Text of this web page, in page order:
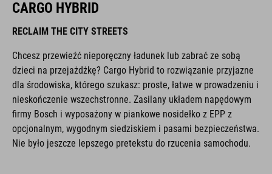
CARGO HYBRID
RECLAIM THE CITY STREETS
Chcesz przewieźć nieporęczny ładunek lub zabrać ze sobą
dzieci na przejażdżkę? Cargo Hybrid to rozwiązanie przyjazne
dla środowiska, którego szukasz: proste, łatwe w prowadzeniu i
nieskończenie wszechstronne. Zasilany układem napędowym
firmy Bosch i wyposażony w piankowe nosidełko z EPP z
opcjonalnym, wygodnym siedziskiem i pasami bezpieczeństwa.
Nie było jeszcze lepszego pretekstu do rzucenia samochodu.